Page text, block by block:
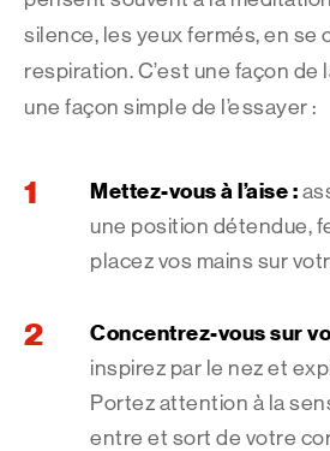
silence, les yeux fermés, en se
respiration. C’est une façon de
une façon simple de l’essayer :
Mettez-vous à l’aise :
une position détendue,
placez vos mains sur
Concentrez-vous sur
inspirez par le nez et
Portez attention à la
entre et sort de votre